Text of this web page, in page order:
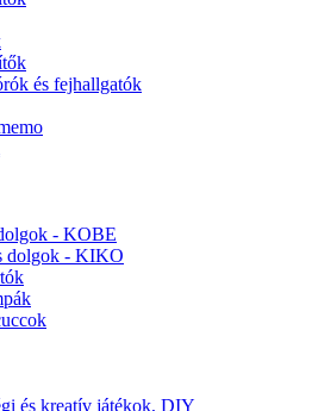
és fejhallgatók
- KOBE
dolgok - KIKO
és kreatív játékok, DIY